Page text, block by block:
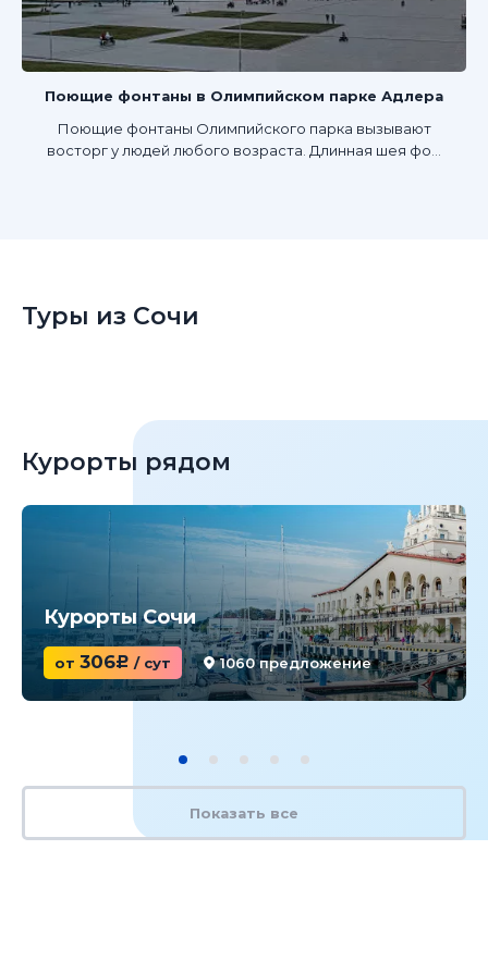
Поющие фонтаны в Олимпийском парке Адлера
Поющие фонтаны Олимпийского парка вызывают
восторг у людей любого возраста. Длинная шея фо...
Туры из Сочи
Курорты рядом
Курорты Сочи
от 306c / сут 1060 предложение
Показать все